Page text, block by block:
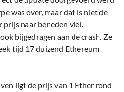
was over, maar dat is niet de
prijs naar beneden viel.
bijgedragen aan de crash. Ze
tijd 17 duizend Ethereum
ligt de prijs van 1 Ether rond